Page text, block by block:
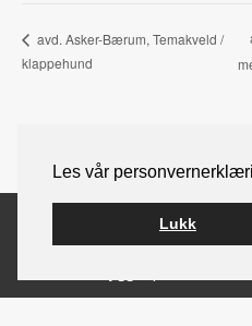
Les vår
Lukk
avd. Asker-Bærum, Temakveld /
klappehund
© 2026 Norsk